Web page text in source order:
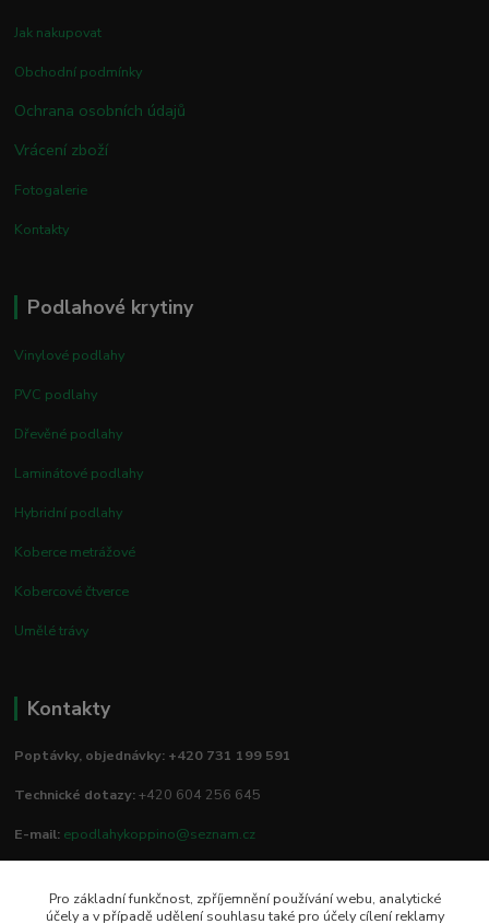
Jak nakupovat
Obchodní podmínky
Ochrana osobních údajů
Vrácení zboží
Fotogalerie
Kontakty
Podlahové krytiny
Vinylové podlahy
PVC podlahy
Dřevěné podlahy
Laminátové podlahy
Hybridní podlahy
Koberce metrážové
Kobercové čtverce
Umělé trávy
Kontakty
Poptávky, objednávky: +420 731 199 591
Technické dotazy:+420 604 256 645
E-mail: epodlahykoppino@seznam.cz
Prodejna/vzorkovna:
Pro základní funkčnost, zpříjemnění používání webu, analytické
účely a v případě udělení souhlasu také pro účely cílení reklamy